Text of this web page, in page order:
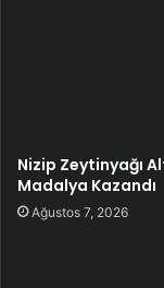
Nizip Zeytinyağı
Madalya Kazandı
Ağustos 7, 2026